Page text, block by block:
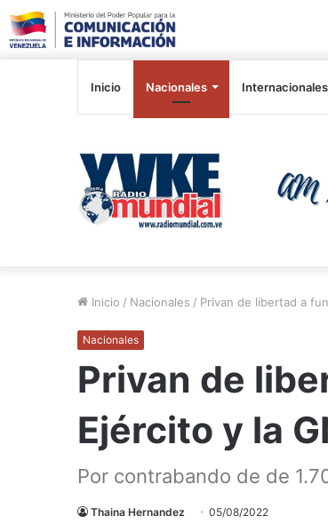
Inicio Nacionales Internacionales
Inicio / Nacionales / Privan de libertad a
Nacionales
Privan de
Ejército y la
Por contrabando de de
Thaina Hernandez 05/08/2022